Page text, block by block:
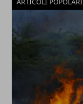
ARTICOLI POPOLARI